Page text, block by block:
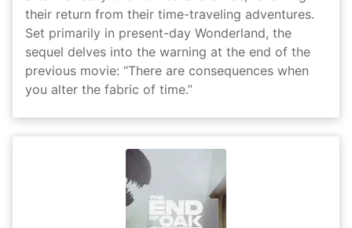
their return from their time-traveling adventures.
Set primarily in present-day Wonderland, the
sequel delves into the warning at the end of the
previous movie: “There are consequences when
you alter the fabric of time.”